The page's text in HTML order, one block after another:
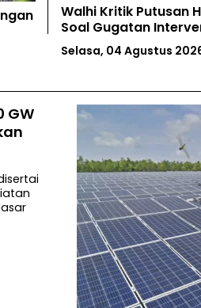
Kebun Kayu Datang,
Alam Sungai Gawing
GW